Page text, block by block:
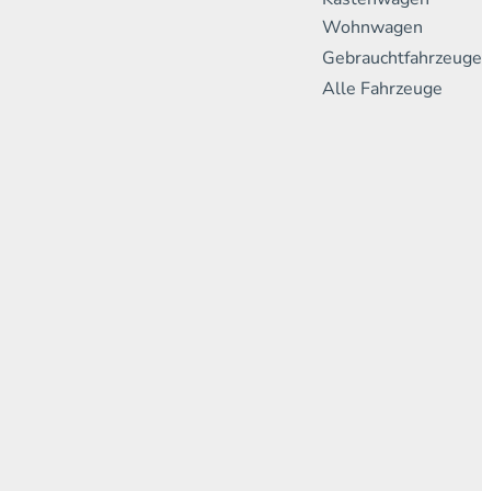
Wohnwagen
Gebrauchtfahrzeuge
Alle Fahrzeuge